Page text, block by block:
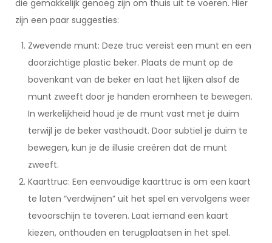
die gemakkelijk genoeg zijn om thuis uit te voeren. Hier
zijn een paar suggesties:
Zwevende munt: Deze truc vereist een munt en een
doorzichtige plastic beker. Plaats de munt op de
bovenkant van de beker en laat het lijken alsof de
munt zweeft door je handen eromheen te bewegen.
In werkelijkheid houd je de munt vast met je duim
terwijl je de beker vasthoudt. Door subtiel je duim te
bewegen, kun je de illusie creëren dat de munt
zweeft.
Kaarttruc: Een eenvoudige kaarttruc is om een kaart
te laten “verdwijnen” uit het spel en vervolgens weer
tevoorschijn te toveren. Laat iemand een kaart
kiezen, onthouden en terugplaatsen in het spel.